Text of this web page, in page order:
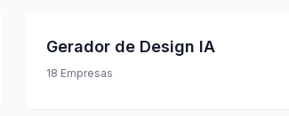
Gerador de Design IA
18 Empresas